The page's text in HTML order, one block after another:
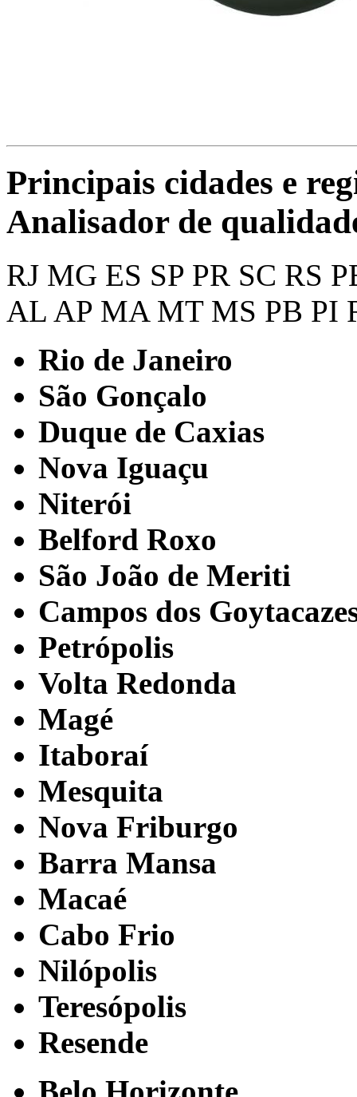
Principais cidades e
Analisador de
RJ MG ES SP PR SC RS
AL AP MA MT MS PB PI
Rio de Janeiro
São Gonçalo
Duque de Caxias
Nova Iguaçu
Niterói
Belford Roxo
São João de Meriti
Campos dos
Petrópolis
Volta Redonda
Magé
Itaboraí
Mesquita
Nova Friburgo
Barra Mansa
Macaé
Cabo Frio
Nilópolis
Teresópolis
Resende